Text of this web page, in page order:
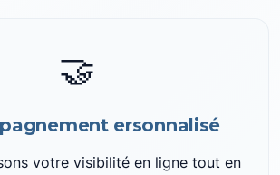
🤝
ersonnalisé
votre visibilité en ligne tout en